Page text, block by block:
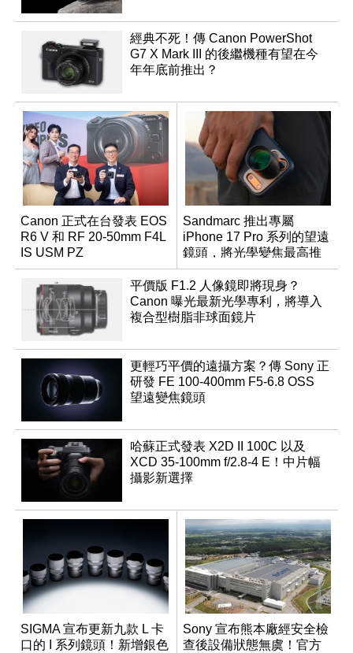
經典不死！傳 Canon PowerShot
G7 X Mark III 的後繼機種有望在今
年年底前推出？
Canon 正式在台發表 EOS
R6 V 和 RF 20-50mm F4L
IS USM PZ
Sandmarc 推出專屬
iPhone 17 Pro 系列的望遠
鏡頭，將光學變焦最高推
升至 16 倍
平價版 F1.2 人像鏡即將現身？
Canon 曝光最新光學專利，將導入
複合型樹脂非球面鏡片
更輕巧平價的遠攝方案？傳 Sony 正
研發 FE 100-400mm F5-6.8 OSS
望遠變焦鏡頭
哈蘇正式發表 X2D II 100C 以及
XCD 35-100mm f/2.8-4 E！中片幅
攝影新選擇
SIGMA 宣布更新九款 L 卡
口的 I 系列鏡頭！新增銀色
Sony 宣布熊本廠經安全檢
查後設備狀態無虞！官方